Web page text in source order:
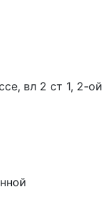
вл 2 ст 1, 2-ой